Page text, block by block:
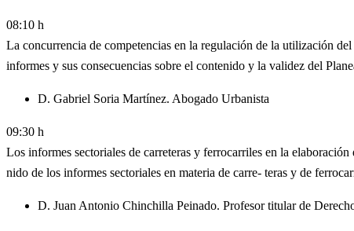
08:10 h
La concurrencia de competencias en la regulación de la utilización
informes y sus consecuencias sobre el contenido y la validez del
D. Gabriel Soria Martínez. Abogado Urbanista
09:30 h
Los informes sectoriales de carreteras y ferrocarriles en la
nido de los informes sectoriales en materia de carre- teras y de
D. Juan Antonio Chinchilla Peinado. Profesor titular de